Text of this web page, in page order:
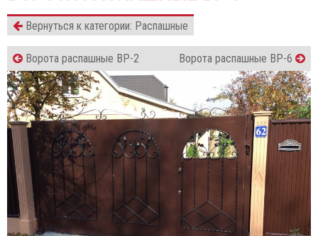
Вернуться к категории: Распашные
Ворота распашные ВР-2 Ворота распашные ВР-6